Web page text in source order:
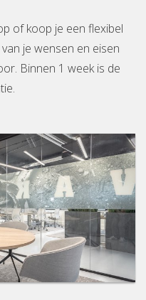
of koop je een flexibel
je wensen en eisen
Binnen 1 week is de